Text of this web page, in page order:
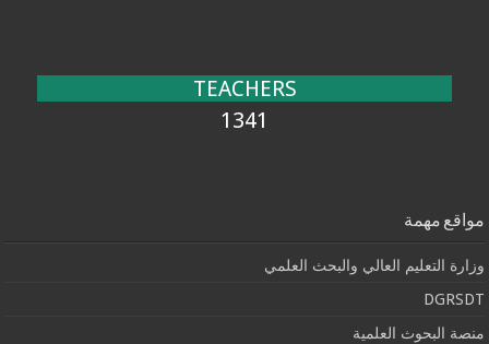
TEACHERS
1341
مواقع مهمة
وزارة التعليم العالي والبحث العلمي
DGRSDT
منصة البحوث العلمية